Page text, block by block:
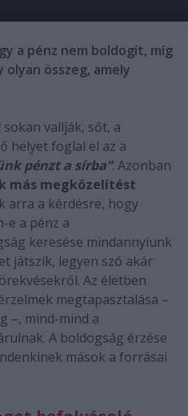
a pénz nem boldogít, míg
összeg, amely
vallják, sőt, a
helyet foglal el az a
pénzt a sírba”. Azonban
más megközelítést
arra a kérdésre, hogy
e a pénz a
keresése mindannyiunk
játszik, legyen szó akár
Az életben
megtapasztalása –
–, mind-mind a
A boldogság érzése
mások a forrásai